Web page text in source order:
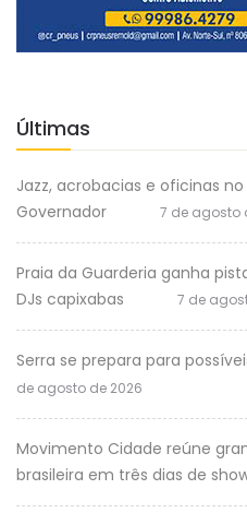
Últimas
Jazz, acrobacias e oficinas
Governador
7 de agosto
Praia da Guarderia ganha
DJs capixabas
7 de
Serra se prepara para
de agosto de 2026
Movimento Cidade reúne
brasileira em três dias de